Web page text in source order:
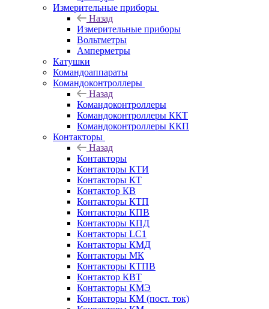
Измерительные приборы
Назад
Измерительные приборы
Вольтметры
Амперметры
Катушки
Командоаппараты
Командоконтроллеры
Назад
Командоконтроллеры
Командоконтроллеры ККТ
Командоконтроллеры ККП
Контакторы
Назад
Контакторы
Контакторы КТИ
Контакторы КТ
Контактор КВ
Контакторы КТП
Контакторы КПВ
Контакторы КПД
Контакторы LC1
Контакторы КМД
Контакторы МК
Контакторы КТПВ
Контактор КВТ
Контакторы КМЭ
Контакторы КМ (пост. ток)